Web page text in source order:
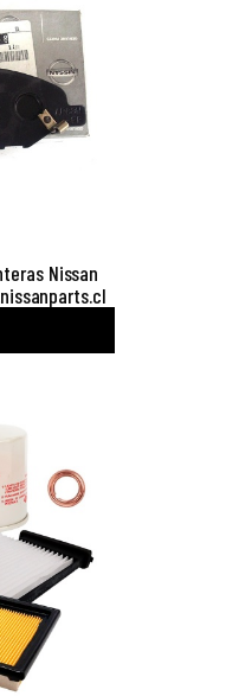
Nissan